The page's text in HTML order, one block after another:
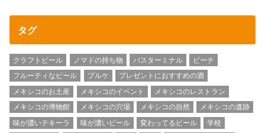
タグ
クラフトビール ノマドの持ち物 バスターミナル
ビーチ
フルーティなビール
プルケ
プレゼントにおすすめの酒
メキシコのお土産
メキシコのイベント
メキシコのレストラン
メキシコの博物館
メキシコの穴場 メキシコの自然
メキシコの遺跡
味が濃いテキーラ
味が濃いビール 変わってるビール
学校